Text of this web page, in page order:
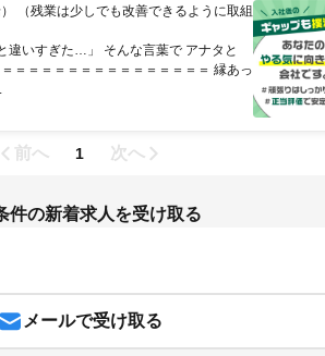
（残業は少しでも改善できるように取組
違いすぎた…」 そんな言葉で アナタと
＝＝＝＝＝＝＝＝＝＝＝＝＝＝＝ 縁あっ
前へ 1 次へ
件の新着求人を受け取る
メールで受け取る